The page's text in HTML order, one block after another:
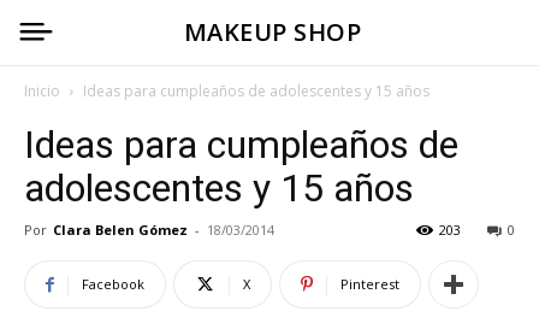
MAKEUP SHOP
Inicio Ideas para cumpleaños de adolescentes y 15 años
Ideas para cumpleaños de
adolescentes y 15 años
Por Clara Belen Gómez - 18/03/2014 0
203
Facebook X Pinterest